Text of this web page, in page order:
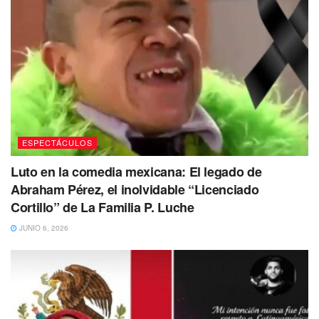
que conformarse con seguir las novedades de la película a
través de otros medios y esperar a que la situación se
resuelva en un futuro.
ESPECTÁCULOS
Luto en la comedia mexicana: El legado de
Abraham Pérez, el inolvidable “Licenciado
Cortillo” de La Familia P. Luche
JUNIO 6, 2026